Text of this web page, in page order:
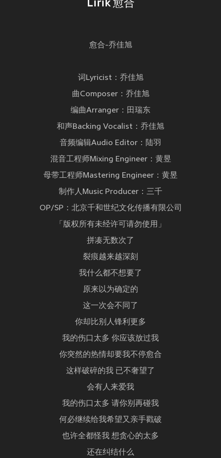
Lirik 愈合
愈合-乔佳旭
词Lyricist：乔佳旭
曲Composer：乔佳旭
编曲Arranger：田瑞东
和声Backing Vocalist：乔佳旭
音频编辑Audio Editor：陆羽
混音工程师Mixing Engineer：黄昱
母带工程师Mastering Engineer：黄昱
制作人Music Producer：三千
OP/SP：北京千和世纪文化传播有限公司
「版权所有未经许可请勿使用」
拼凑无数次了
裂痕越来越深刻
我什么都不想要了
原来以为确定的
这一次会不同了
你却比别人锋利更多
我的伤口太多 你应该放过我
你突然的热情却要我不停愈合
这样破碎的我 已不奢望了
会有人来爱我
我的伤口太多 请你别再碰我
何必继续给我希望又亲手戳破
也许全都怪我 想贪心的太多
还在纠结什么